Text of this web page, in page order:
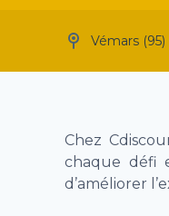
Vémars (95)
Chez
chaque défi
d’améliorer